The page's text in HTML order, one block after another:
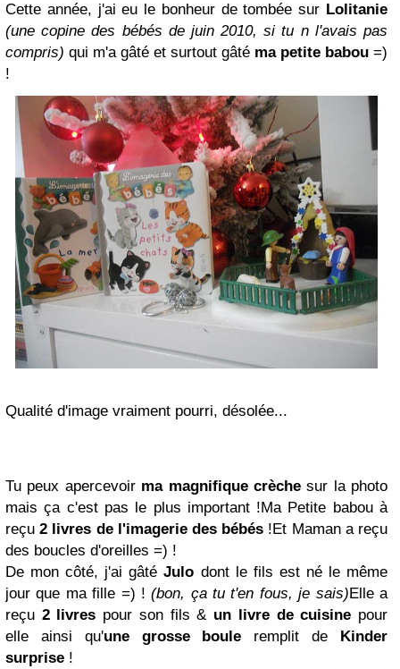
Cette année, j'ai eu le bonheur de tombée sur Lolitanie
(une copine des bébés de juin 2010, si tu n l'avais pas
compris) qui m'a gâté et surtout gâté ma petite babou =)
!
Qualité d'image vraiment pourri, désolée...
Tu peux apercevoirma magnifique crèchesur la photo
mais ça c'est pas le plus important !Ma Petite babou à
reçu2 livres de l'imagerie des bébés !Et Maman a reçu
des boucles d'oreilles =) !
De mon côté, j'ai gâté Julo dont le fils est né le même
jour que ma fille =) !(bon, ça tu t'en fous, je sais)Elle a
reçu 2 livres pour son fils & un livre de cuisine pour
elle ainsi qu'une grosse boule remplit de Kinder
surprise !